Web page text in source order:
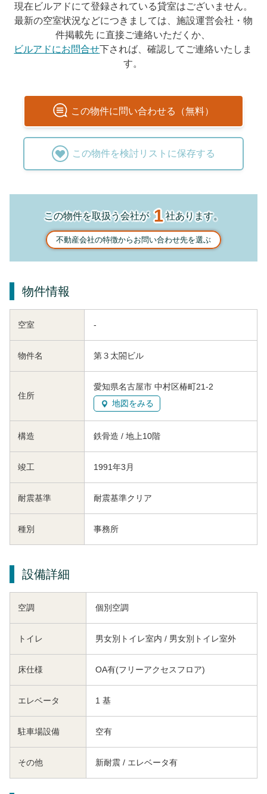
現在ビルアドにて登録されている貸室はございません。
最新の空室状況などにつきましては、施設運営会社・物
件掲載先 に直接ご連絡いただくか、
ビルアドにお問合せ下されば、確認してご連絡いたしま
す。
この物件に問い合わせる（無料）
この物件を検討リストに保存する
この物件を取扱う会社が1社あります。
不動産会社の特徴からお問い合わせ先を選ぶ
物件情報
空室 -
物件名 第３太閤ビル
住所
愛知県名古屋市 中村区椿町21-2
地図をみる
構造 鉄骨造 / 地上10階
竣工 1991年3月
耐震基準 耐震基準クリア
種別 事務所
設備詳細
空調 個別空調
トイレ 男女別トイレ室内 / 男女別トイレ室外
床仕様 OA有(フリーアクセスフロア)
エレベータ 1 基
駐車場設備 空有
その他 新耐震 / エレベータ有